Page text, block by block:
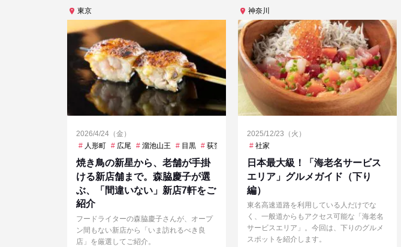
東京
2026/4/24（金）
人形町
広尾 溜池山王 目黒 荻窪 虎ノ門ヒルズ
焼き鳥の新星から、老舗が手掛
ける新店舗まで。森脇慶子が選
ぶ、「間違いない」新店7軒をご
紹介
フードライターの森脇慶子さんが、オープ
ン間もない新店から「いま訪れるべき良
店」を厳選してご紹介。
神奈川
2025/12/23（火）
社家
日本最大級！「海老名サービス
エリア」グルメガイド（下り
編）
東名高速道路を利用している人だけでな
く、一般道からもアクセス可能な「海老名
サービスエリア」。今回は、下りのグルメ
スポットを紹介します。